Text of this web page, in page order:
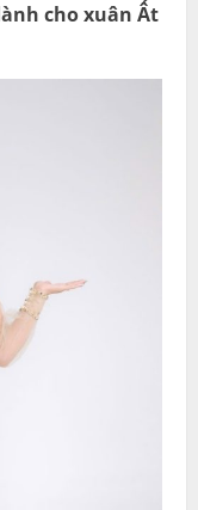
cho xuân Ất